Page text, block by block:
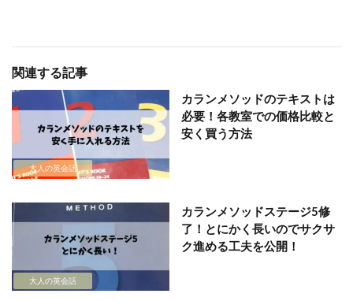
関連する記事
大人の英会話
カランメソッドのテキストは
必要！各教室での価格比較と
安く買う方法
大人の英会話
カランメソッドステージ5修
了！とにかく長いのでサクサ
ク進める工夫を公開！